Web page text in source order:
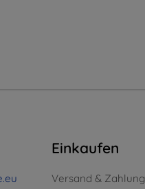
Einkaufen
Versand & Zahlung